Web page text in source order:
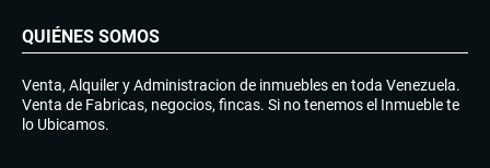
QUIÉNES SOMOS
Venta, Alquiler y Administracion de inmuebles en toda Venezuela.
Venta de Fabricas, negocios, fincas. Si no tenemos el Inmueble te
lo Ubicamos.